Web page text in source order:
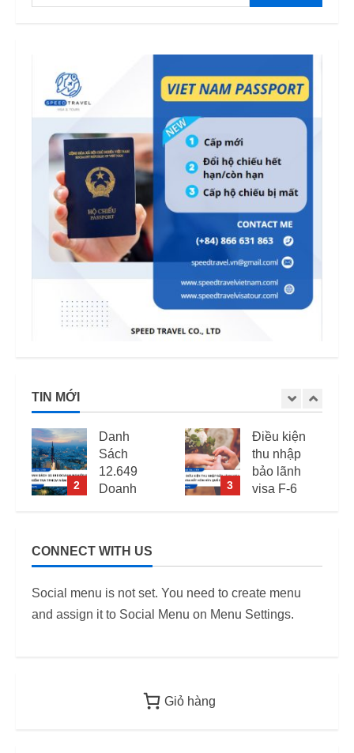
kiếm
TIN MỚI
3
Điều kiện
thu nhập
bảo lãnh
visa F-6
Quy định
từ 2026
4
Mức phạt
quá hạn
visa Việt
Nam: Cập
CONNECT WITH US
Social menu is not set. You need to create menu
and assign it to Social Menu on Menu Settings.
Giỏ hàng